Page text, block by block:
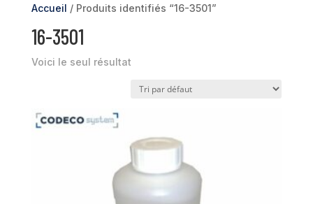
Accueil / Produits identifiés “16-3501”
16-3501
Voici le seul résultat